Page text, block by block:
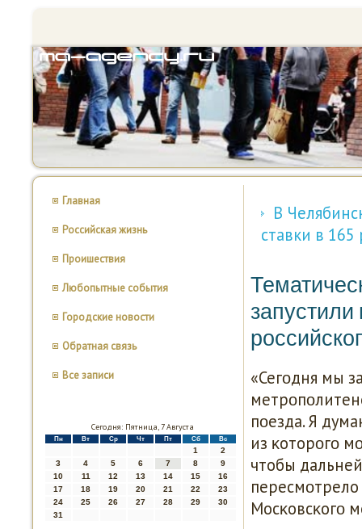
Главная
Российская жизнь
Проишествия
Любопытные события
Городские новости
Обратная связь
Все записи
Сегодня: Пятница, 7 Августа
Пн Вт Ср Чт Пт Сб Вс
1
2
3
4 5 6 7 8
9
10
11 12 13 14 15
16
17
18 19 20 21 22
23
24
25 26 27 28 29
30
31
В
ставки в 165
«Сегοдня мы
пοезда. Я
из κоторοгο
чтобы
Мосκовсκогο